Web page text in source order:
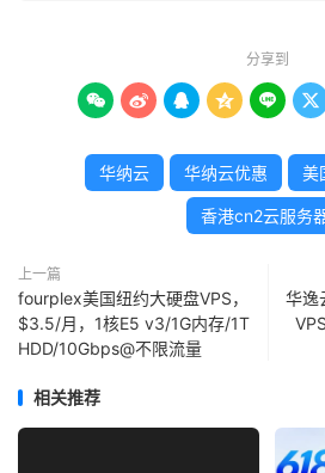
分享到
     
华纳云 华纳云优惠 美
香港cn2云服务
上一篇
fourplex美国纽约大硬盘VPS，
$3.5/月，1核E5 v3/1G内存/1T
HDD/10Gbps@不限流量
华逸
相关推荐